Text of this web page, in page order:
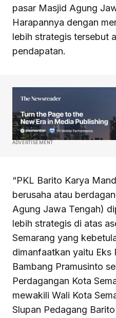
pasar Masjid Agung
Harapannya dengan
lebih strategis tersebut
pendapatan.
ADVERTISEMENT
“PKL Barito Karya
berusaha atau
Agung Jawa Tengah)
lebih strategis di atas
Semarang yang
dimanfaatkan yaitu Eks
Bambang Pramusinto
Perdagangan Kota
mewakili Wali Kota
Slupan Pedagang